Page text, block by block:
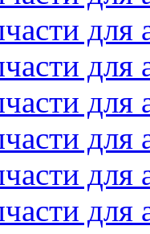
для
для
для